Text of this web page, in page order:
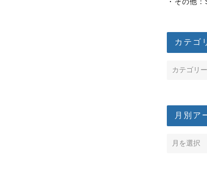
・その他
カテゴ
月別ア